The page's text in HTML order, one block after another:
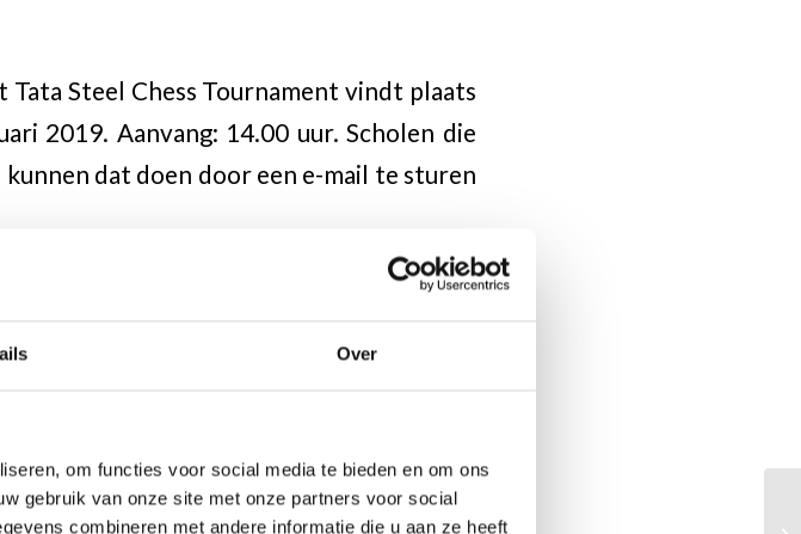
Over
om functies voor social media te bieden en om ons
gebruik van onze site met onze partners voor social
combineren met andere informatie die u aan ze heeft
Steel Chess Tournament vindt plaats
2019. Aanvang: 14.00 uur. Scholen die
dat doen door een e-mail te sturen
een lange historie. Ooit begonnen als
het uitgegroeid tot een internationaal
als amateurs hun agenda’s
omdat schaken gericht is op strategisch
voor complexe vraagstukken. Tata
hightech proces met een cruciale rol